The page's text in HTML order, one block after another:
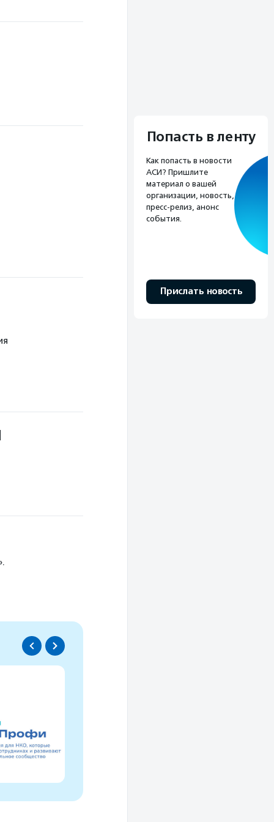
Попасть в ленту
Как попасть в новости
АСИ? Пришлите
материал о вашей
организации, новость,
пресс-релиз, анонс
события.
Прислать новость